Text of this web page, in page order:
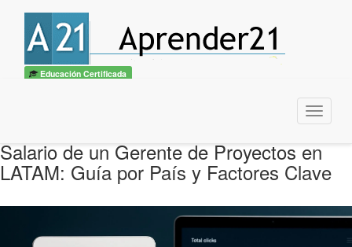
Educación Certificada
Menu
Salario de un Gerente de Proyectos en
LATAM: Guía por País y Factores Clave